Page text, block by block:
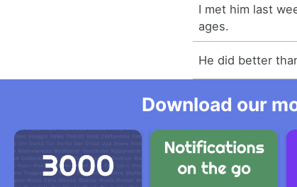
I met him last
ages.
He did better
Download our